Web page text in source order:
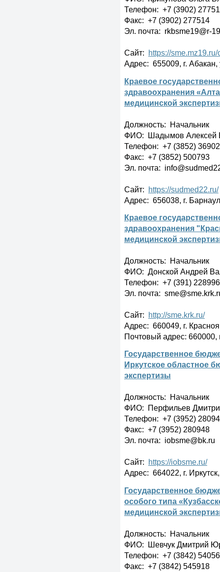
Телефон: +7 (3902)
Факс: +7 (3902) 277514
Эл. почта: rkbsme19@r-
Сайт:
https://sme.mz19.ru/
Адрес: 655009, г.
Краевое
здравоохранения
медицинской
Должность: Начальник
ФИО: Шадымов Алексей
Телефон: +7 (3852)
Факс: +7 (3852) 500793
Эл. почта:
Сайт: https://sudmed22.ru/
Адрес: 656038, г.
Краевое
здравоохранения
медицинской
Должность: Начальник
ФИО: Донской Андрей
Телефон: +7 (391)
Эл. почта:
Сайт: http://sme.krk.ru/
Адрес: 660049, г.
Почтовый адрес: 660000,
Государственное
Иркутское областное
экспертизы
Должность: Начальник
ФИО: Перфильев
Телефон: +7 (3952)
Факс: +7 (3952) 280948
Эл. почта: iobsme@bk.ru
Сайт: https://iobsme.ru/
Адрес: 664022, г.
Государственное
особого типа
медицинской
Должность: Начальник
ФИО: Шевчук Дмитрий
Телефон: +7 (3842)
Факс: +7 (3842) 545918